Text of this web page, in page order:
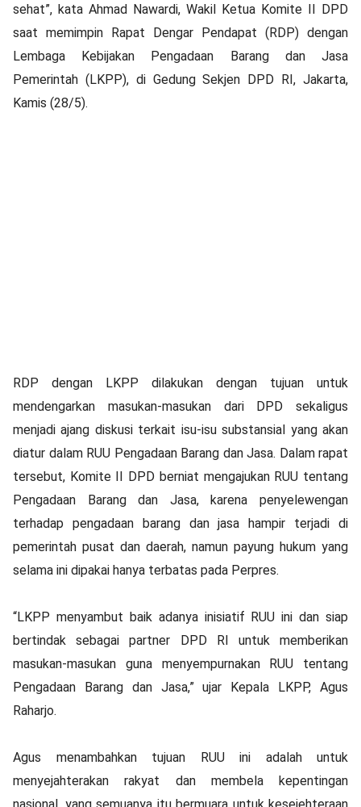
sehat”, kata Ahmad Nawardi, Wakil Ketua Komite II DPD
saat memimpin Rapat Dengar Pendapat (RDP) dengan
Lembaga Kebijakan Pengadaan Barang dan Jasa
Pemerintah (LKPP), di Gedung Sekjen DPD RI, Jakarta,
Kamis (28/5).
RDP dengan LKPP dilakukan dengan tujuan untuk
mendengarkan masukan-masukan dari DPD sekaligus
menjadi ajang diskusi terkait isu-isu substansial yang akan
diatur dalam RUU Pengadaan Barang dan Jasa. Dalam rapat
tersebut, Komite II DPD berniat mengajukan RUU tentang
Pengadaan Barang dan Jasa, karena penyelewengan
terhadap pengadaan barang dan jasa hampir terjadi di
pemerintah pusat dan daerah, namun payung hukum yang
selama ini dipakai hanya terbatas pada Perpres.
“LKPP menyambut baik adanya inisiatif RUU ini dan siap
bertindak sebagai partner DPD RI untuk memberikan
masukan-masukan guna menyempurnakan RUU tentang
Pengadaan Barang dan Jasa,” ujar Kepala LKPP, Agus
Raharjo.
Agus menambahkan tujuan RUU ini adalah untuk
menyejahterakan rakyat dan membela kepentingan